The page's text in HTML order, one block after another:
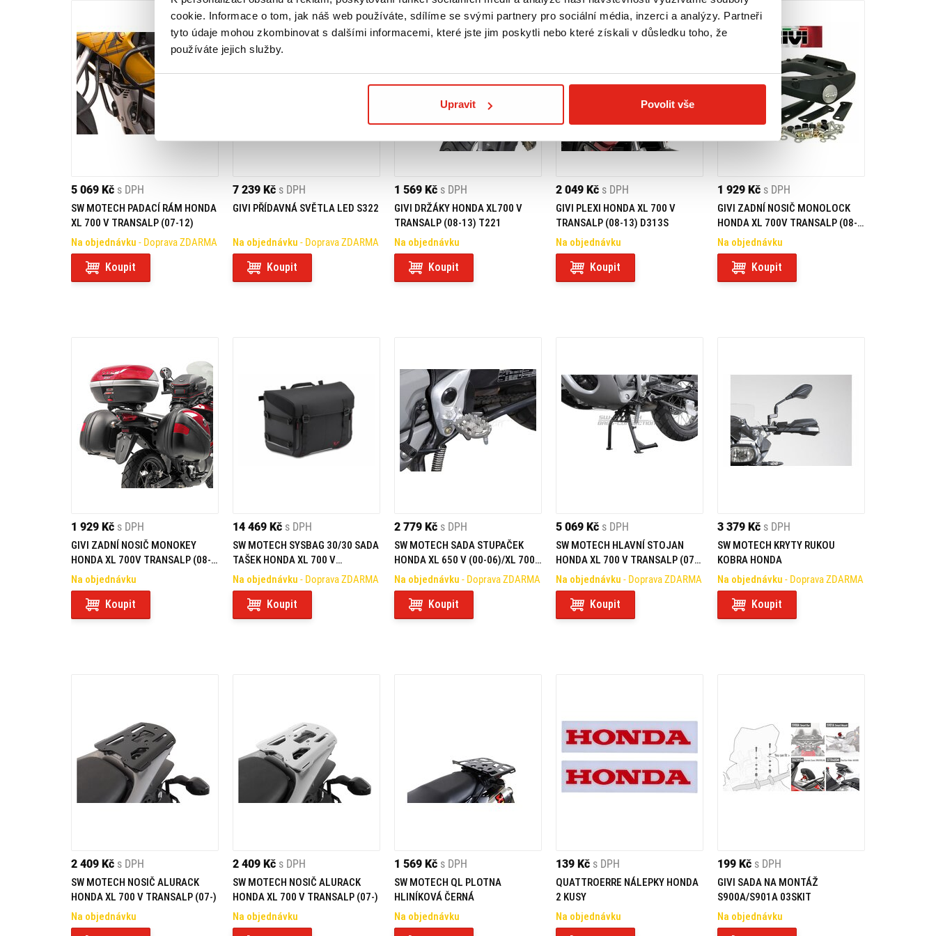
cookie. Informace o tom, jak náš web používáte, sdílíme se svými partnery pro sociální média, inzerci a analýzy. Partneři
tyto údaje mohou zkombinovat s dalšími informacemi, které jste jim poskytli nebo které získali v důsledku toho, že
používáte jejich služby.
Upravit Povolit vše
5 069 Kč s DPH
SW MOTECH PADACÍ RÁM HONDA
XL 700 V TRANSALP (07-12)
Na objednávku - Doprava ZDARMA
Koupit
7 239 Kč s DPH
GIVI PŘÍDAVNÁ SVĚTLA LED S322
Na objednávku - Doprava ZDARMA
Koupit
1 569 Kč s DPH
GIVI DRŽÁKY HONDA XL700 V
TRANSALP (08-13) T221
Na objednávku
Koupit
2 049 Kč s DPH
GIVI PLEXI HONDA XL 700 V
TRANSALP (08-13) D313S
Na objednávku
Koupit
1 929 Kč s DPH
GIVI ZADNÍ NOSIČ MONOLOCK
HONDA XL 700V TRANSALP (08-
13) E225M
Na objednávku
Koupit
1 929 Kč s DPH
GIVI ZADNÍ NOSIČ MONOKEY
HONDA XL 700V TRANSALP (08-
13) E225
Na objednávku
Koupit
14 469 Kč s DPH
SW MOTECH SYSBAG 30/30 SADA
TAŠEK HONDA XL 700 V
TRANSALP (07-12)
Na objednávku - Doprava ZDARMA
Koupit
2 779 Kč s DPH
SW MOTECH SADA STUPAČEK
HONDA XL 650 V (00-06)/XL 700
V (07-12)
Na objednávku - Doprava ZDARMA
Koupit
5 069 Kč s DPH
SW MOTECH HLAVNÍ STOJAN
HONDA XL 700 V TRANSALP (07-
12)
Na objednávku - Doprava ZDARMA
Koupit
3 379 Kč s DPH
SW MOTECH KRYTY RUKOU
KOBRA HONDA
Na objednávku - Doprava ZDARMA
Koupit
2 409 Kč s DPH
SW MOTECH NOSIČ ALURACK
HONDA XL 700 V TRANSALP (07-)
Na objednávku
2 409 Kč s DPH
SW MOTECH NOSIČ ALURACK
HONDA XL 700 V TRANSALP (07-)
Na objednávku
1 569 Kč s DPH
SW MOTECH QL PLOTNA
HLINÍKOVÁ ČERNÁ
Na objednávku
139 Kč s DPH
QUATTROERRE NÁLEPKY HONDA
2 KUSY
Na objednávku
199 Kč s DPH
GIVI SADA NA MONTÁŽ
S900A/S901A 03SKIT
Na objednávku